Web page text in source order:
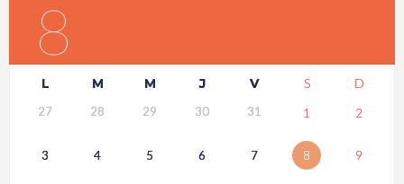
8
L M M J V S D
27 28 29 30 31 1 2
3 4 5 6 7 8 9